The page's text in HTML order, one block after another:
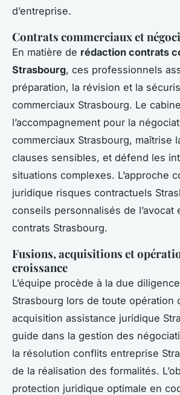
d’entreprise.
Contrats commerciaux et
En matière de rédaction contrats
Strasbourg, ces professionnels
préparation, la révision et la
commerciaux Strasbourg. Le
l’accompagnement pour la
commerciaux Strasbourg, maîtrise
clauses sensibles, et défend les
situations complexes. L’approche
juridique risques contractuels
conseils personnalisés de l’avocat
contrats Strasbourg.
Fusions, acquisitions et
croissance
L’équipe procède à la due
Strasbourg lors de toute opération
acquisition assistance juridique
guide dans la gestion des
la résolution conflits entreprise
de la réalisation des formalités.
protection juridique optimale en